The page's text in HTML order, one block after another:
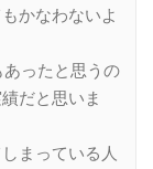
かなわないよ
ったと思うの
だと思いま
まっている人